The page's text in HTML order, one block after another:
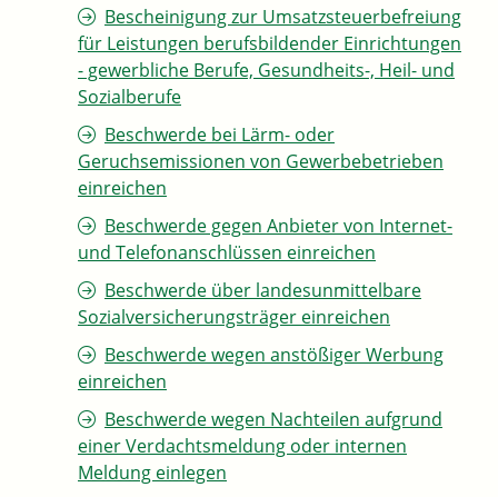
Bescheinigung zur Umsatzsteuerbefreiung
für Leistungen berufsbildender Einrichtungen
- gewerbliche Berufe, Gesundheits-, Heil- und
Sozialberufe
Beschwerde bei Lärm- oder
Geruchsemissionen von Gewerbebetrieben
einreichen
Beschwerde gegen Anbieter von Internet-
und Telefonanschlüssen einreichen
Beschwerde über landesunmittelbare
Sozialversicherungsträger einreichen
Beschwerde wegen anstößiger Werbung
einreichen
Beschwerde wegen Nachteilen aufgrund
einer Verdachtsmeldung oder internen
Meldung einlegen